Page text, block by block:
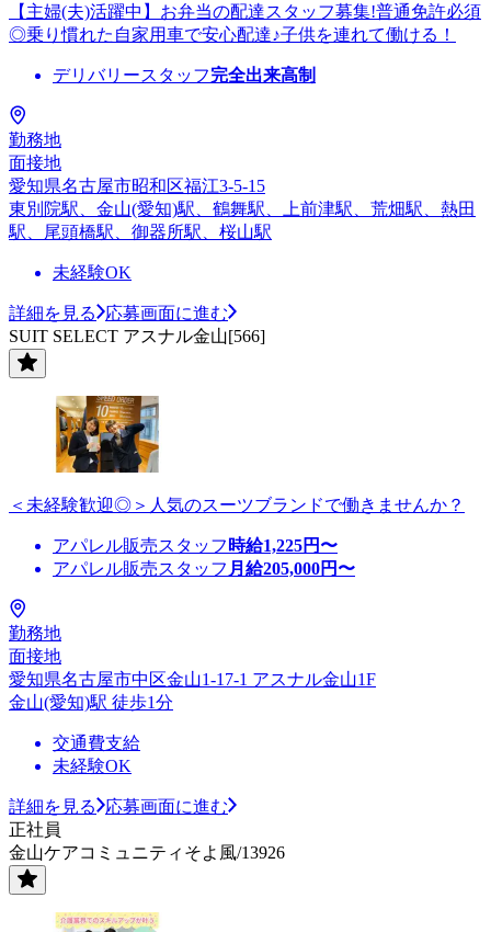
【主婦(夫)活躍中】お弁当の配達スタッフ募集!普通免許必須
◎乗り慣れた自家用車で安心配達♪子供を連れて働ける！
デリバリースタッフ完全出来高制
勤務地
面接地
愛知県名古屋市昭和区福江3-5-15
東別院駅、金山(愛知)駅、鶴舞駅、上前津駅、荒畑駅、熱田
駅、尾頭橋駅、御器所駅、桜山駅
未経験OK
詳細を見る
応募画面に進む
SUIT SELECT アスナル金山[566]
＜未経験歓迎◎＞人気のスーツブランドで働きませんか？
アパレル販売スタッフ 時給1,225円〜
アパレル販売スタッフ 月給205,000円〜
勤務地
面接地
愛知県名古屋市中区金山1-17-1 アスナル金山1F
金山(愛知)駅 徒歩1分
交通費支給
未経験OK
詳細を見る
応募画面に進む
正社員
金山ケアコミュニティそよ風/13926